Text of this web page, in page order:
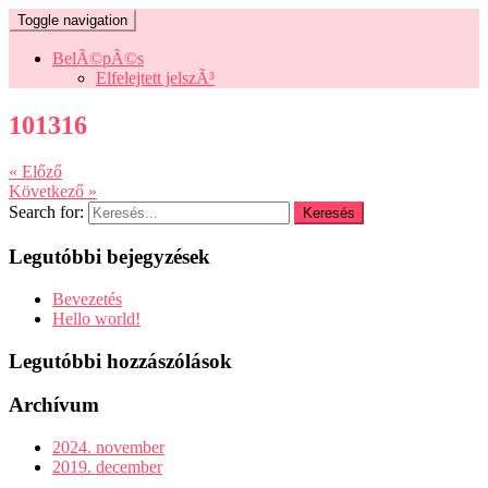
Toggle navigation
BelÃ©pÃ©s
Elfelejtett jelszÃ³
101316
« Előző
Következő »
Search for:
Legutóbbi bejegyzések
Bevezetés
Hello world!
Legutóbbi hozzászólások
Archívum
2024. november
2019. december